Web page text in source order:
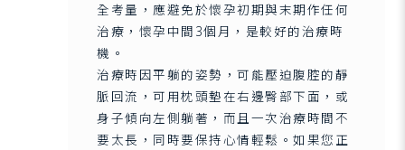
全考量，應避免於懷孕初期與末期作任何
治療，懷孕中間3個月，是較好的治療時
機。
治療時因平躺的姿勢，可能壓迫腹腔的靜
脈回流，可用枕頭墊在右邊臀部下面，或
身子傾向左側躺著，而且一次治療時間不
要太長，同時要保持心情輕鬆。如果您正